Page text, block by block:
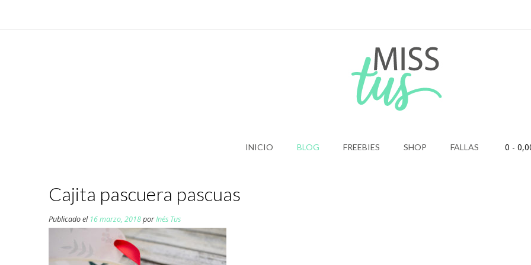
INICIO BLOG FREEBIES SHOP FALLAS 0 -
Cajita pascuera pascuas
Publicado el 16 marzo, 2018porInés Tus